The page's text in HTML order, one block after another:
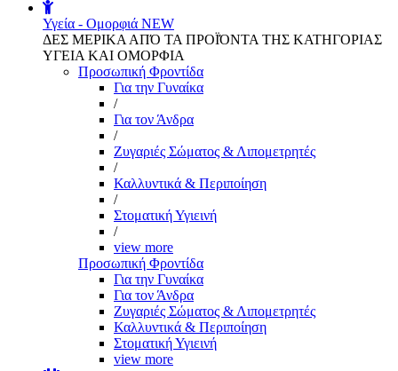
Υγεία - Ομορφιά NEW
ΔΕΣ ΜΕΡΙΚΑ ΑΠΌ ΤΑ ΠΡΟΪΌΝΤΑ ΤΗΣ ΚΑΤΗΓΟΡΙΑΣ
ΥΓΕΙΑ ΚΑΙ ΟΜΟΡΦΙΑ
Προσωπική Φροντίδα
Για την Γυναίκα
/
Για τον Άνδρα
/
Ζυγαριές Σώματος & Λιπομετρητές
/
Καλλυντικά & Περιποίηση
/
Στοματική Υγιεινή
/
view more
Προσωπική Φροντίδα
Για την Γυναίκα
Για τον Άνδρα
Ζυγαριές Σώματος & Λιπομετρητές
Καλλυντικά & Περιποίηση
Στοματική Υγιεινή
view more